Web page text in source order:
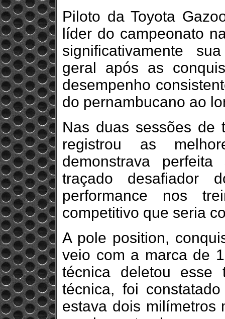
Piloto da Toyota
líder do campeonato
significativamente
geral após as
desempenho
do pernambucano ao
Nas duas sessões de
registrou as
demonstrava
traçado desafiador
performance nos
competitivo que seria
A pole position,
veio com a marca de
técnica deletou esse
técnica, foi
estava dois milímetros